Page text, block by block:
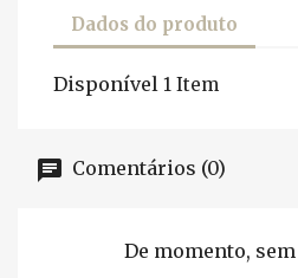
Dados do produto
Disponível 1 Item
Comentários (0)
De momento,